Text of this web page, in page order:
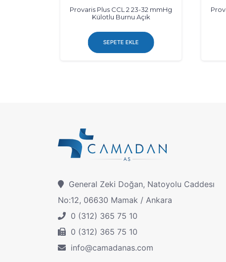
Provaris Plus CCL 2 23-32 mmHg
Külotlu Burnu Açık
SEPETE EKLE
General Zeki Doğan, Natoyolu Caddesı
No:12, 06630 Mamak / Ankara
0 (312) 365 75 10
0 (312) 365 75 10
info@camadanas.com